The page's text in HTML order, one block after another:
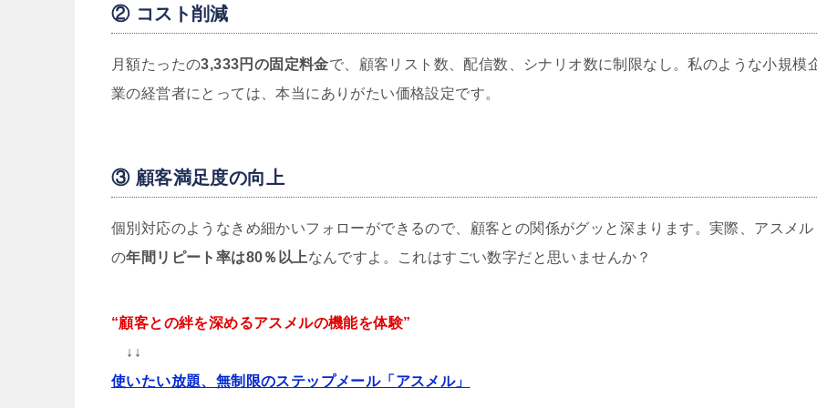
② コスト削減
月額たったの3,333円の固定料金で、顧客リスト数、配信数、シナリオ数に制限なし。私のような小規模
業の経営者にとっては、本当にありがたい価格設定です。
③ 顧客満足度の向上
個別対応のようなきめ細かいフォローができるので、顧客との関係がグッと深まります。実際、アスメル
の年間リピート率は80％以上なんですよ。これはすごい数字だと思いませんか？
“顧客との絆を深めるアスメルの機能を体験”
↓↓
使いたい放題、無制限のステップメール「アスメル」